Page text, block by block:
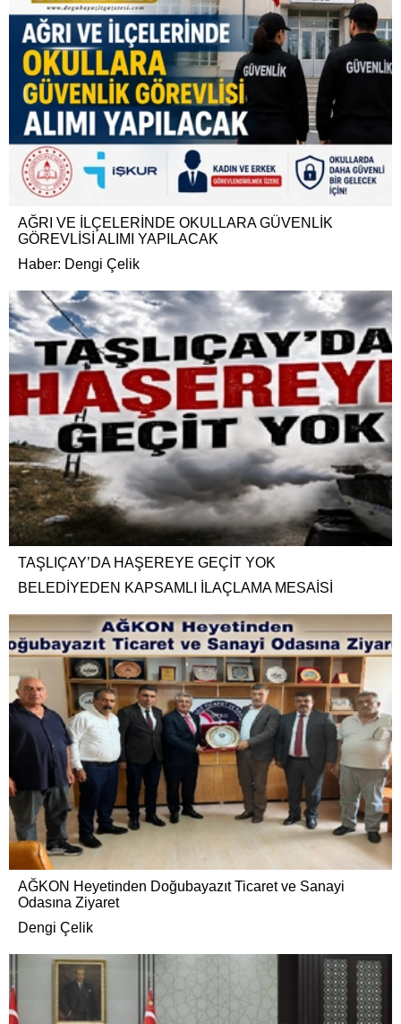
AĞRI VE İLÇELERİNDE OKULLARA GÜVENLİK
GÖREVLİSİ ALIMI YAPILACAK
Haber: Dengi Çelik
TAŞLIÇAY’DA HAŞEREYE GEÇİT YOK
BELEDİYEDEN KAPSAMLI İLAÇLAMA MESAİSİ
AĞKON Heyetinden Doğubayazıt Ticaret ve Sanayi
Odasına Ziyaret
Dengi Çelik